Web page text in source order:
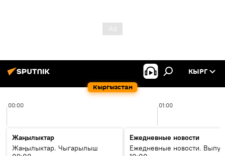
Кыргызстан
КЫРГ
00:00 01:00
Жаңылыктар
Жаңылыктар. Чыгарылыш
Ежедневные новости
Ежедневные новости.